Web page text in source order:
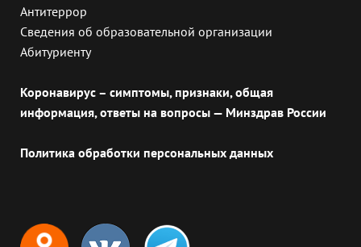
Антитеррор
Сведения об образовательной организации
Абитуриенту
Коронавирус – симптомы, признаки, общая
информация, ответы на вопросы — Минздрав России
Политика обработки персональных данных